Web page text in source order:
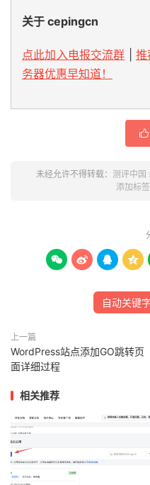
关于 cepingcn
点此加入电报交流群
推
务器优惠早知道！

未经允许不得转载： 测评中国
添加标
   
自动关键字
上一篇
WordPress站点添加GO跳转页
面详细过程
相关推荐